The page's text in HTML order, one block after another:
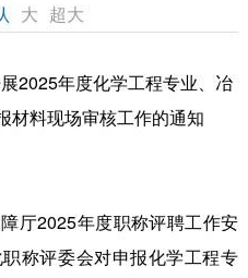
大 超大
2025年度化学工程专业、冶
材料现场审核工作的通知
2025年度职称评聘工作安
称评委会对申报化学工程专